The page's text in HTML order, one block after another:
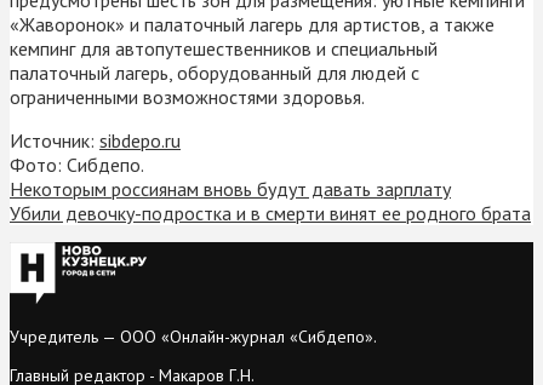
«Жаворонок» и палаточный лагерь для артистов, а также
кемпинг для автопутешественников и специальный
палаточный лагерь, оборудованный для людей с
ограниченными возможностями здоровья.
Источник: sibdepo.ru
Фото: Сибдепо.
Некоторым россиянам вновь будут давать зарплату
Убили девочку-подростка и в смерти винят ее родного брата
Учредитель — ООО «Онлайн-журнал «Сибдепо».
Главный редактор - Макаров Г.Н.